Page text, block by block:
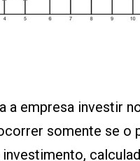
a empresa investir
somente se o